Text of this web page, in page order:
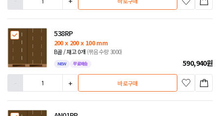
538RP
200 x 200 x 100 mm
B골 / 재고 0개 (묶음수량 3000)
NEW 무료배송 590,940원
-
+ 바로구매